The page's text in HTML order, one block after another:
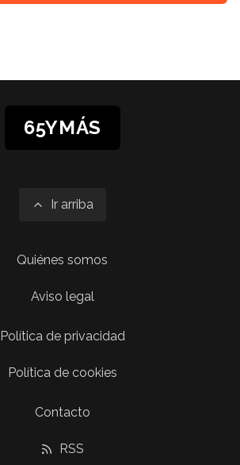
65YMÁS
Ir arriba
Quiénes somos
Aviso legal
Política de privacidad
Política de cookies
Contacto
RSS